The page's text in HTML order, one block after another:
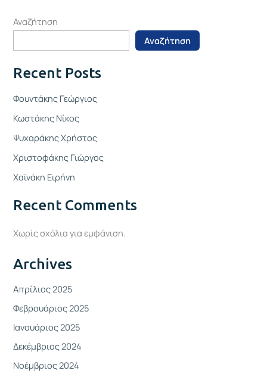
Αναζήτηση
Αναζήτηση
Recent Posts
Φουντάκης Γεώργιος
Κωστάκης Νίκος
Ψυχαράκης Χρήστος
Χριστοφάκης Γιώργος
Χαϊνάκη Ειρήνη
Recent Comments
Χωρίς σχόλια για εμφάνιση.
Archives
Απρίλιος 2025
Φεβρουάριος 2025
Ιανουάριος 2025
Δεκέμβριος 2024
Νοέμβριος 2024